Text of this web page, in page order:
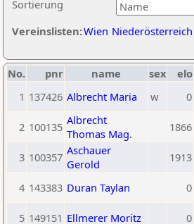
Sortierung
Vereinslisten:Wien Niederösterreich
No. pnr name sex elo
1 137426 Albrecht Maria w 0
2 100135 Albrecht
Thomas Mag.
1866
3 100357 Aschauer
Gerold
1913
4 143383 Duran Taylan 0
5 149151 Ellmerer Moritz 0